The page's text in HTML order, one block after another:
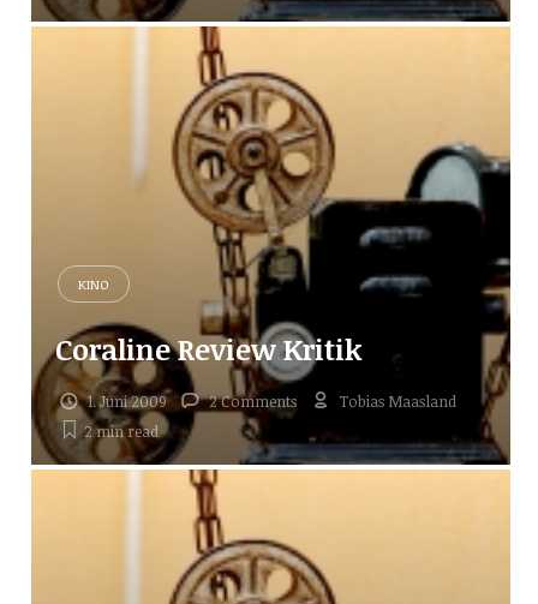
KINO
Coraline Review Kritik
1. Juni 2009 2 Comments
Tobias Maasland
2 minread